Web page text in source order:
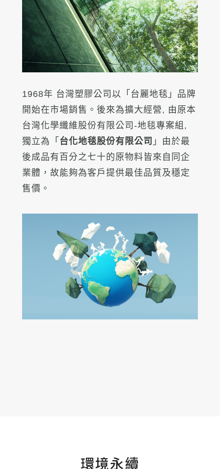
1968年 台灣塑膠公司以「 台麗地毯 」品牌
開始在市場銷售。後來為擴大經營, 由原本
台灣化學纖維股份有限公司-地毯專案組,
獨立為「 台化地毯股份有限公司 」 由於最
後成品有百分之七十的原物料皆來自同企
業體，故能夠為客戶提供最佳品質及穩定
售價。
環境永續